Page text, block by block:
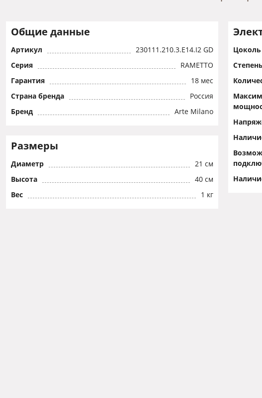
Общие данные
Артикул
230111.210.3.E14.I2 GD
Серия
RAMETTO
Гарантия
18 мес
Страна бренда
Россия
Бренд
Arte Milano
Размеры
Диаметр
21 см
Высота
40 см
Вес
1 кг
Цоколь